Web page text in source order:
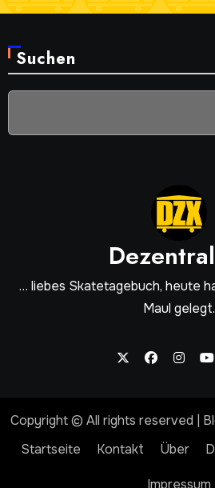
Suchen
… liebes Skatetagebuch, heute
Maul gelegt.
Copyright © All rights reserved
Startseite
Kontakt Über
Impressum